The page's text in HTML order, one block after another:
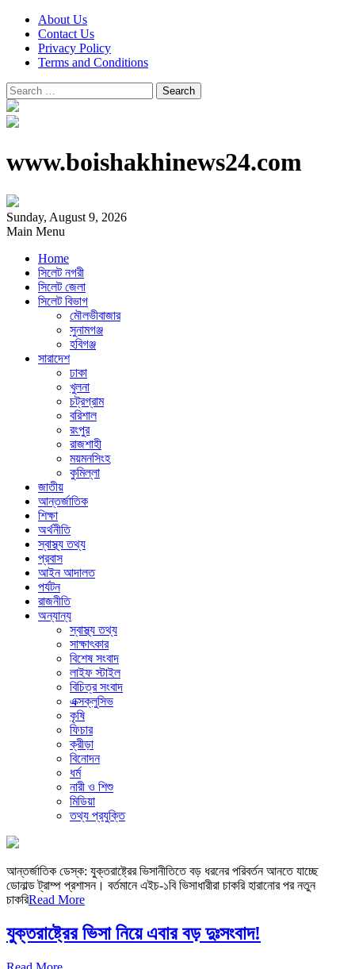
About Us
Contact Us
Privacy Policy
Terms and Conditions
Search
for:
www.boishakhinews24.com
Sunday, August 9, 2026
Main Menu
Home
সিলেট নগরী
সিলেট জেলা
সিলেট বিভাগ
মৌলভীবাজার
সুনামগঞ্জ
হবিগঞ্জ
সারাদেশ
ঢাকা
খুলনা
চট্রগ্রাম
বরিশাল
রংপুর
রাজশাহী
ময়মনসিংহ
কুমিল্লা
জাতীয়
আন্তর্জাতিক
শিক্ষা
অর্থনীতি
স্বাস্থ্য তথ্য
প্রবাস
আইন আদালত
পর্যটন
রাজনীতি
অন্যান্য
স্বাস্থ্য তথ্য
সাক্ষাৎকার
বিশেষ সংবাদ
লাইফ স্টাইল
বিচিত্র সংবাদ
এক্সক্লুসিভ
কৃষি
ফিচার
ক্রীড়া
বিনোদন
ধর্ম
নারী ও শিশু
মিডিয়া
তথ্য প্রযুক্তি
আন্তর্জাতিক ডেস্ক: যুক্তরাষ্ট্রের ভিসানীতিতে বড় ধরনের পরিবর্তন আনতে যাচ্ছে
ডোনাল্ড ট্রাম্প প্রশাসন। বর্তমানে এইচ-১বি ভিসাধারীরা চাকরি হারানোর পর নতুন
চাকরিRead More
যুক্তরাষ্ট্রের ভিসা নিয়ে এবার বড় দুঃসংবাদ!